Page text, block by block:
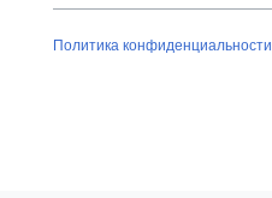
Политика конфиденциальности